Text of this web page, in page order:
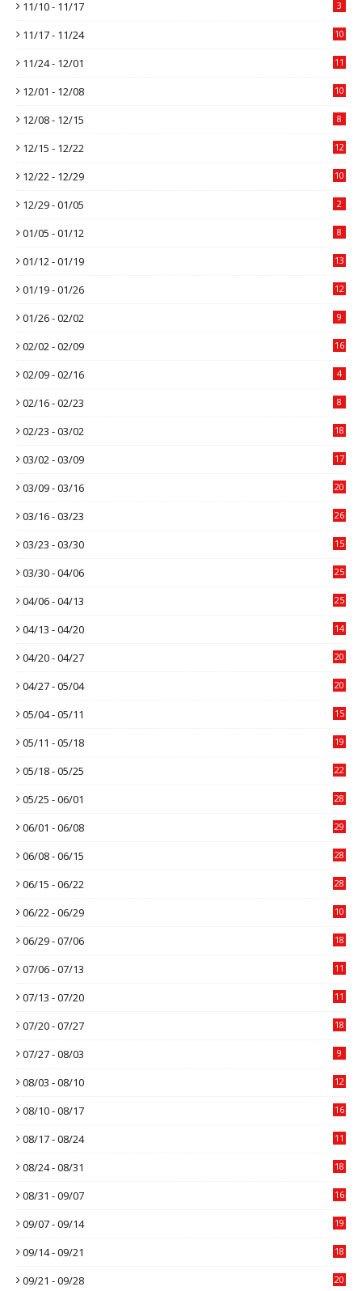
11/10 - 11/17 3
11/17 - 11/24 10
11/24 - 12/01 11
12/01 - 12/08 10
12/08 - 12/15 8
12/15 - 12/22 12
12/22 - 12/29 10
12/29 - 01/05 2
01/05 - 01/12 8
01/12 - 01/19 13
01/19 - 01/26 12
01/26 - 02/02 9
02/02 - 02/09 16
02/09 - 02/16 4
02/16 - 02/23 8
02/23 - 03/02 18
03/02 - 03/09 17
03/09 - 03/16 20
03/16 - 03/23 26
03/23 - 03/30 15
03/30 - 04/06 25
04/06 - 04/13 25
04/13 - 04/20 14
04/20 - 04/27 20
04/27 - 05/04 20
05/04 - 05/11 15
05/11 - 05/18 19
05/18 - 05/25 22
05/25 - 06/01 28
06/01 - 06/08 29
06/08 - 06/15 28
06/15 - 06/22 28
06/22 - 06/29 10
06/29 - 07/06 18
07/06 - 07/13 11
07/13 - 07/20 11
07/20 - 07/27 18
07/27 - 08/03 9
08/03 - 08/10 12
08/10 - 08/17 16
08/17 - 08/24 11
08/24 - 08/31 18
08/31 - 09/07 16
09/07 - 09/14 19
09/14 - 09/21 18
09/21 - 09/28 20